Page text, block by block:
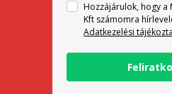
Hozzájárulok, hogy a
Kft számomra
Adatkezelési